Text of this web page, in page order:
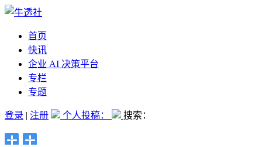
首页
快讯
企业 AI 决策平台
专栏
专题
登录 | 注册 个人投稿： 搜索：